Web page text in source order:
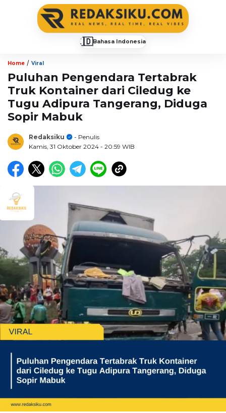
🇮🇩Bahasa Indonesia
Home / Viral
Puluhan Pengendara Tertabrak
Truk Kontainer dari Ciledug ke
Tugu Adipura Tangerang, Diduga
Sopir Mabuk
Redaksiku
- Penulis
Kamis, 31 Oktober 2024 - 20:59 WIB